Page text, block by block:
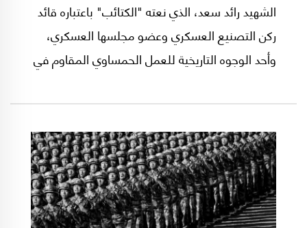
الشهيد رائد سعد، الذي نعته "الكتائب" باعتباره قائد
ركن التصنيع العسكري وعضو مجلسها العسكري،
وأحد الوجوه التاريخية للعمل الحمساوي المقاوم في
الاغتيالات الإسرائيلية في المرحلة المقبلة، ولا
سيما في ظل تدشين اتفاق وقف إطلاق النار الهش
منذ تشرين الأول/أكتوبر الماضي.